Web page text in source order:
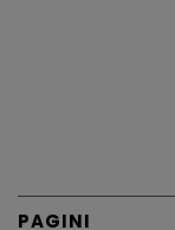
PAGINI